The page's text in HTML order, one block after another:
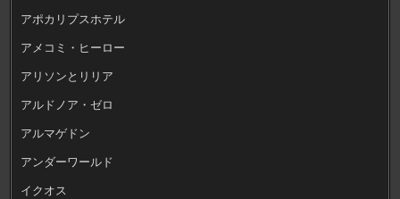
アポカリプスホテル
アメコミ・ヒーロー
アリソンとリリア
アルドノア・ゼロ
アルマゲドン
アンダーワールド
イクオス